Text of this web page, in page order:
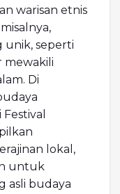
warisan etnis
unik, seperti
mewakili
Di
lokal,
untuk
asli budaya